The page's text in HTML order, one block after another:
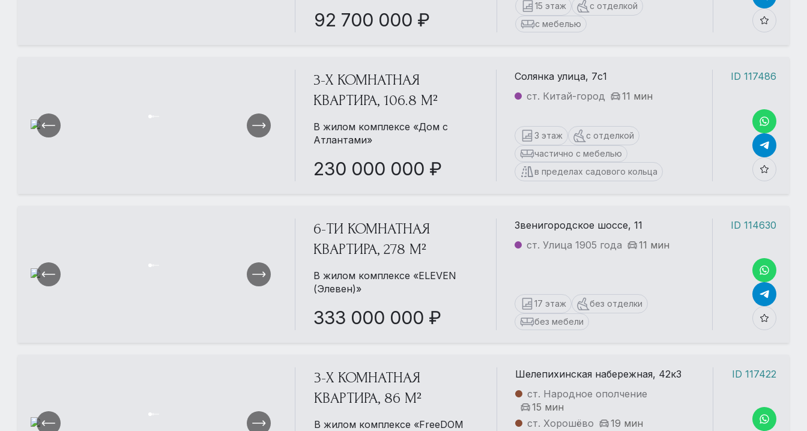
92 700 000 ₽
15 этаж
с отделкой
с мебелью
3-Х КОМНАТНАЯ
КВАРТИРА, 106.8 М²
В жилом комплексе «Дом с
Атлантами»
230 000 000 ₽
Солянка улица, 7с1
ст. Китай-город
11 мин
3 этаж
с отделкой
частично с мебелью
в пределах садового кольца
ID 117486
6-ТИ КОМНАТНАЯ
КВАРТИРА, 278 М²
В жилом комплексе «ELEVEN
(Элевен)»
333 000 000 ₽
Звенигородское шоссе, 11
ст. Улица 1905 года
11 мин
17 этаж
без отделки
без мебели
ID 114630
3-Х КОМНАТНАЯ
КВАРТИРА, 86 М²
В жилом комплексе «FreeDOM
Шелепихинская набережная, 42к3
ст. Народное ополчение
15 мин
ст. Хорошёво
19 мин
ID 117422